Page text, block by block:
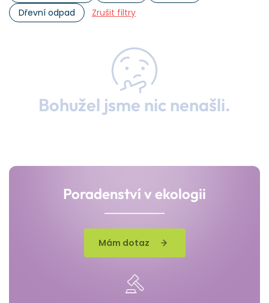
Dřevní odpad
Zrušit filtry
Bohužel jsme nic nenašli.
Poradenství v ekologii
Mám dotaz